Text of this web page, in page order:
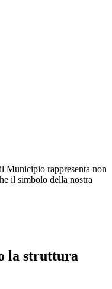
Municipio rappresenta non
il simbolo della nostra
la struttura